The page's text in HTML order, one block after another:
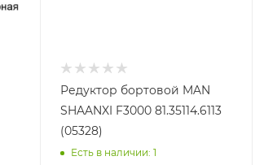
Редуктор бортовой MAN
SHAANXI F3000 81.35114.6113
(05328)
Есть в наличии: 1